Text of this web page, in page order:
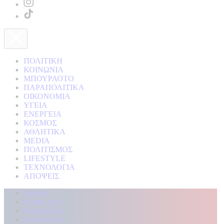
ΠΟΛΙΤΙΚΗ
ΚΟΙΝΩΝΙΑ
ΜΠΟΥΡΛΟΤΟ
ΠΑΡΑΠΟΛΙΤΙΚΑ
ΟΙΚΟΝΟΜΙΑ
ΥΓΕΙΑ
ΕΝΕΡΓΕΙΑ
ΚΟΣΜΟΣ
ΑΘΛΗΤΙΚΑ
MEDIA
ΠΟΛΙΤΙΣΜΟΣ
LIFESTYLE
ΤΕΧΝΟΛΟΓΙΑ
ΑΠΟΨΕΙΣ
Αρχική
Kontra Live
Καταγγελίες
Επικοινωνία